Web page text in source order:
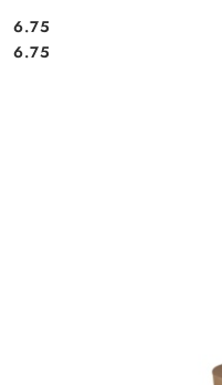
Cena:
6.75
Cena:
6.75